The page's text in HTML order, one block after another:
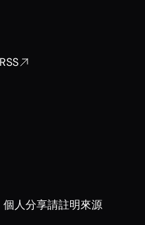
RSS
人分享請註明來源